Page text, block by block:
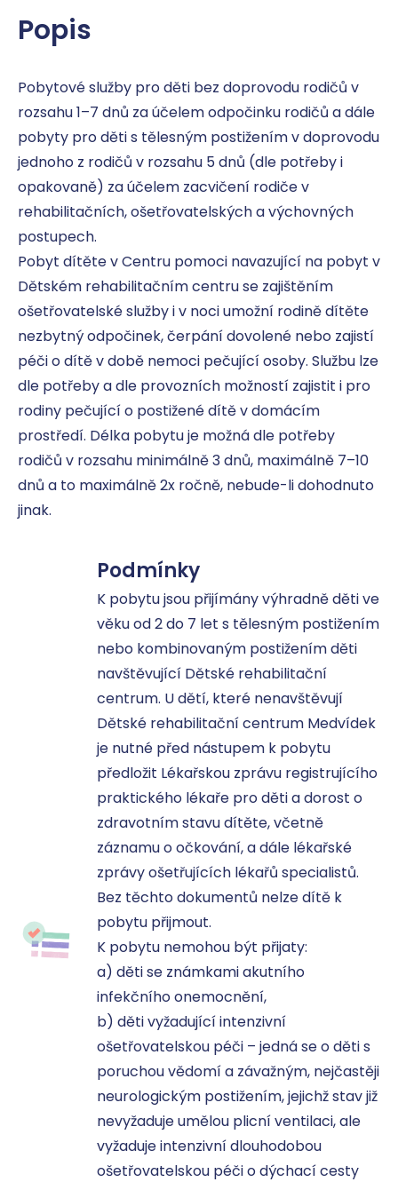
Popis
Pobytové služby pro děti bez doprovodu rodičů v
rozsahu 1–7 dnů za účelem odpočinku rodičů a dále
pobyty pro děti s tělesným postižením v doprovodu
jednoho z rodičů v rozsahu 5 dnů (dle potřeby i
opakovaně) za účelem zacvičení rodiče v
rehabilitačních, ošetřovatelských a výchovných
postupech.
Pobyt dítěte v Centru pomoci navazující na pobyt v
Dětském rehabilitačním centru se zajištěním
ošetřovatelské služby i v noci umožní rodině dítěte
nezbytný odpočinek, čerpání dovolené nebo zajistí
péči o dítě v době nemoci pečující osoby. Službu lze
dle potřeby a dle provozních možností zajistit i pro
rodiny pečující o postižené dítě v domácím
prostředí. Délka pobytu je možná dle potřeby
rodičů v rozsahu minimálně 3 dnů, maximálně 7–10
dnů a to maximálně 2x ročně, nebude-li dohodnuto
jinak.
Podmínky
K pobytu jsou přijímány výhradně děti ve
věku od 2 do 7 let s tělesným postižením
nebo kombinovaným postižením děti
navštěvující Dětské rehabilitační
centrum. U dětí, které nenavštěvují
Dětské rehabilitační centrum Medvídek
je nutné před nástupem k pobytu
předložit Lékařskou zprávu registrujícího
praktického lékaře pro děti a dorost o
zdravotním stavu dítěte, včetně
záznamu o očkování, a dále lékařské
zprávy ošetřujících lékařů specialistů.
Bez těchto dokumentů nelze dítě k
pobytu přijmout.
K pobytu nemohou být přijaty:
a) děti se známkami akutního
infekčního onemocnění,
b) děti vyžadující intenzivní
ošetřovatelskou péči – jedná se o děti s
poruchou vědomí a závažným, nejčastěji
neurologickým postižením, jejichž stav již
nevyžaduje umělou plicní ventilaci, ale
vyžaduje intenzivní dlouhodobou
ošetřovatelskou péči o dýchací cesty